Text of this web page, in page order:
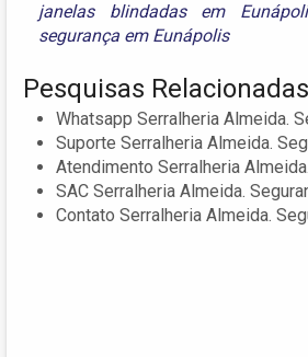
janelas blindadas em
segurança em Eunápolis
Pesquisas Relacionadas
Whatsapp Serralheria Almeida.
Suporte Serralheria Almeida.
Atendimento Serralheria
SAC Serralheria Almeida.
Contato Serralheria Almeida.